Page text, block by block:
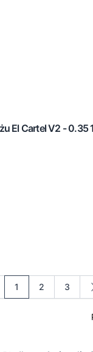
El Cartel V2 - 0.35
Aktualnie czytasz
1 Strona
2 Strona
3